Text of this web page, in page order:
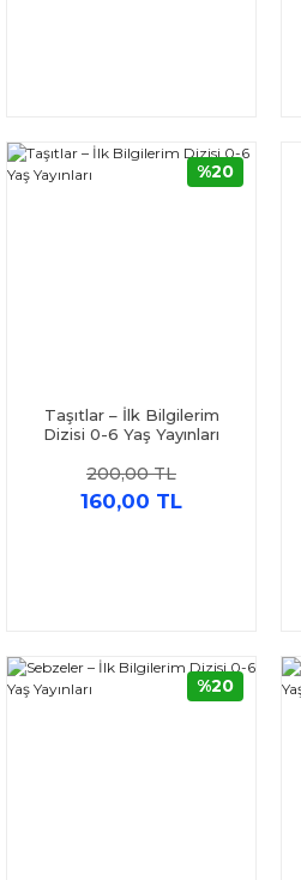
Taşıtlar – İlk Bilgilerim
Dizisi 0-6 Yaş Yayınları
200,00 TL
160,00 TL
%20
%20